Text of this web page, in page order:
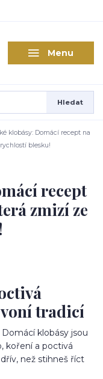
Menu
Hledat
klobásy: Domácí recept na
blesku!
recept
zmizí ze
tradicí
klobásy jsou
koření a poctivá
než stihneš říct